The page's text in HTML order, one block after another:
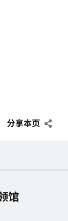
分享本页
馆